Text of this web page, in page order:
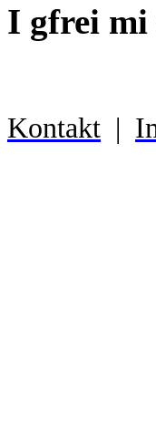
I gfrei
Kontakt |